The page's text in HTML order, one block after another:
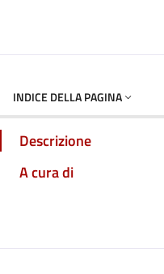
INDICE DELLA PAGINA
Descrizione
A cura di